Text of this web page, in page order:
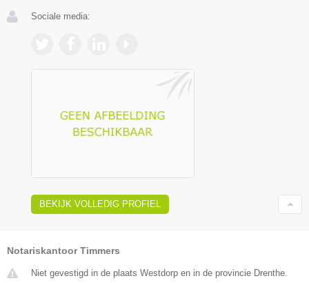
Sociale media:
BEKIJK VOLLEDIG PROFIEL
Notariskantoor Timmers
Niet gevestigd in de plaats Westdorp en in de provincie Drenthe.